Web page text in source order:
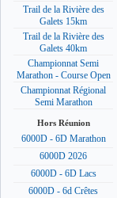
Trail de la Rivière des
Galets 15km
Trail de la Rivière des
Galets 40km
Championnat Semi
Marathon - Course Open
Championnat Régional
Semi Marathon
Hors Réunion
6000D - 6D Marathon
6000D 2026
6000D - 6D Lacs
6000D - 6d Crêtes